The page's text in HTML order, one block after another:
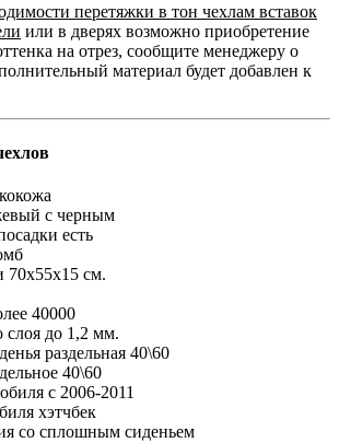
перетяжки в тон чехлам вставок
или в дверях возможно приобретение
на отрез, сообщите менеджеру о
материал будет добавлен к
с черным
есть
70х55х15 см.
40000
слоя до 1,2 мм.
раздельная 40\60
40\60
с 2006-2011
хэтчбек
со сплошным сиденьем